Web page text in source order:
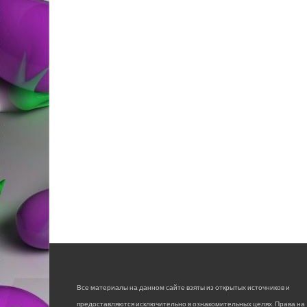
Все материалы на данном сайте взяты из открытых источников и
предоставляются исключительно в ознакомительных целях. Права на